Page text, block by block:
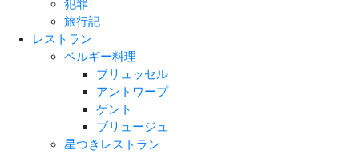
犯罪
旅行記
レストラン
ベルギー料理
ブリュッセル
アントワープ
ゲント
ブリュージュ
星つきレストラン